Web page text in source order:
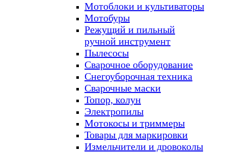
Мотоблоки и культиваторы
Мотобуры
Режущий и пильный
ручной инструмент
Пылесосы
Сварочное оборудование
Снегоуборочная техника
Сварочные маски
Топор, колун
Электропилы
Мотокосы и триммеры
Товары для маркировки
Измельчители и дровоколы